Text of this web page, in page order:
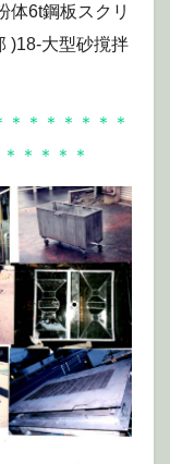
6t鋼板スクリ
)18-大型砂撹拌
＊＊＊＊＊＊
＊＊＊＊